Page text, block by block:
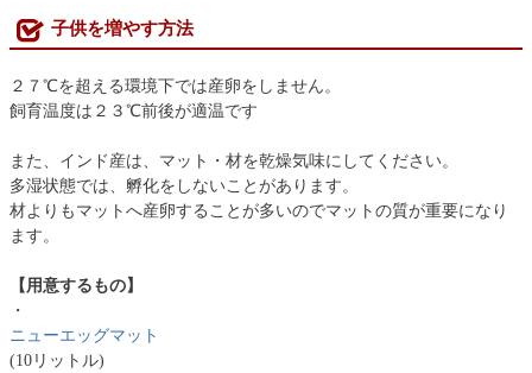
子供を増やす方法
２７℃を超える環境下では産卵をしません。
飼育温度は２３℃前後が適温です
また、インド産は、マット・材を乾燥気味にしてください。
多湿状態では、孵化をしないことがあります。
材よりもマットへ産卵することが多いのでマットの質が重要になり
ます。
【用意するもの】
・
ニューエッグマット
(10リットル)